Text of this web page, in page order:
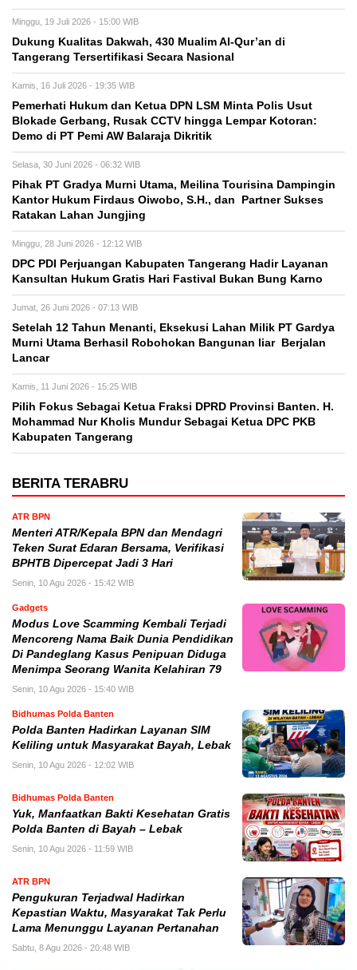
Minggu, 19 Juli 2026 - 15:00 WIB
Dukung Kualitas Dakwah, 430 Mualim Al-Qur’an di
Tangerang Tersertifikasi Secara Nasional
Kamis, 16 Juli 2026 - 19:35 WIB
Pemerhati Hukum dan Ketua DPN LSM Minta Polis Usut
Blokade Gerbang, Rusak CCTV hingga Lempar Kotoran:
Demo di PT Pemi AW Balaraja Dikritik
Selasa, 30 Juni 2026 - 06:32 WIB
Pihak PT Gradya Murni Utama, Meilina Tourisina Dampingin
Kantor Hukum Firdaus Oiwobo, S.H., dan Partner Sukses
Ratakan Lahan Jungjing
Minggu, 28 Juni 2026 - 12:12 WIB
DPC PDI Perjuangan Kabupaten Tangerang Hadir Layanan
Kansultan Hukum Gratis Hari Fastival Bukan Bung Karno
Jumat, 26 Juni 2026 - 07:13 WIB
Setelah 12 Tahun Menanti, Eksekusi Lahan Milik PT Gardya
Murni Utama Berhasil Robohokan Bangunan liar Berjalan
Lancar
Kamis, 11 Juni 2026 - 15:25 WIB
Pilih Fokus Sebagai Ketua Fraksi DPRD Provinsi Banten. H.
Mohammad Nur Kholis Mundur Sebagai Ketua DPC PKB
Kabupaten Tangerang
BERITA TERABRU
ATR BPN
Menteri ATR/Kepala BPN dan Mendagri
Teken Surat Edaran Bersama, Verifikasi
BPHTB Dipercepat Jadi 3 Hari
Senin, 10 Agu 2026 - 15:42 WIB
Gadgets
Modus Love Scamming Kembali Terjadi
Mencoreng Nama Baik Dunia Pendidikan
Di Pandeglang Kasus Penipuan Diduga
Menimpa Seorang Wanita Kelahiran 79
Senin, 10 Agu 2026 - 15:40 WIB
Bidhumas Polda Banten
Polda Banten Hadirkan Layanan SIM
Keliling untuk Masyarakat Bayah, Lebak
Senin, 10 Agu 2026 - 12:02 WIB
Bidhumas Polda Banten
Yuk, Manfaatkan Bakti Kesehatan Gratis
Polda Banten di Bayah – Lebak
Senin, 10 Agu 2026 - 11:59 WIB
ATR BPN
Pengukuran Terjadwal Hadirkan
Kepastian Waktu, Masyarakat Tak Perlu
Lama Menunggu Layanan Pertanahan
Sabtu, 8 Agu 2026 - 20:48 WIB